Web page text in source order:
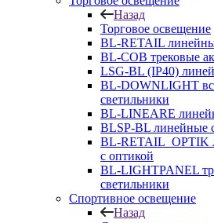
Назад
Торговое освещение
BL-RETAIL
BL-COB трековые
LSG-BL (IP40)
BL-DOWNLIGHT
светильники
BL-LINEARE
BLSP-BL линейные
BL-RETAIL_OPTIK
с оптикой
BL-LIGHTPANEL
светильники
Спортивное освещение
Назад